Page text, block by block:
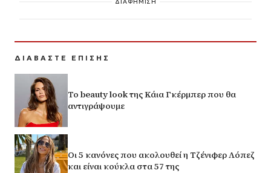
ΔΙΑΒΑΣΤΕ ΕΠΙΣΗΣ
Το beauty look της Κάια Γκέρμπερ που θα
αντιγράψουμε
Οι 5 κανόνες που ακολουθεί η Τζένιφερ Λόπεζ
και είναι κούκλα στα 57 της